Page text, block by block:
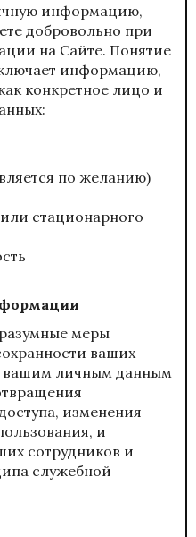
информацию,
добровольно при
на Сайте. Понятие
информацию,
конкретное лицо и
по желанию)
стационарного
меры
ваших
вашим личным данным
изменения
и
сотрудников и
служебной